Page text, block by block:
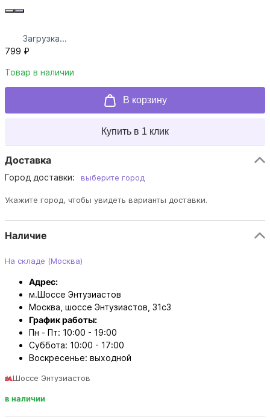
Загрузка...
799 ₽
Товар в наличии
В корзину
Купить в 1 клик
Доставка
Город доставки: выберите город
Укажите город, чтобы увидеть варианты доставки.
Наличие
На складе (Москва)
Адрес:
м.Шоссе Энтузиастов
Москва, шоссе Энтузиастов, 31с3
График работы:
Пн - Пт: 10:00 - 19:00
Суббота: 10:00 - 17:00
Воскресенье: выходной
м.Шоссе Энтузиастов
в наличии